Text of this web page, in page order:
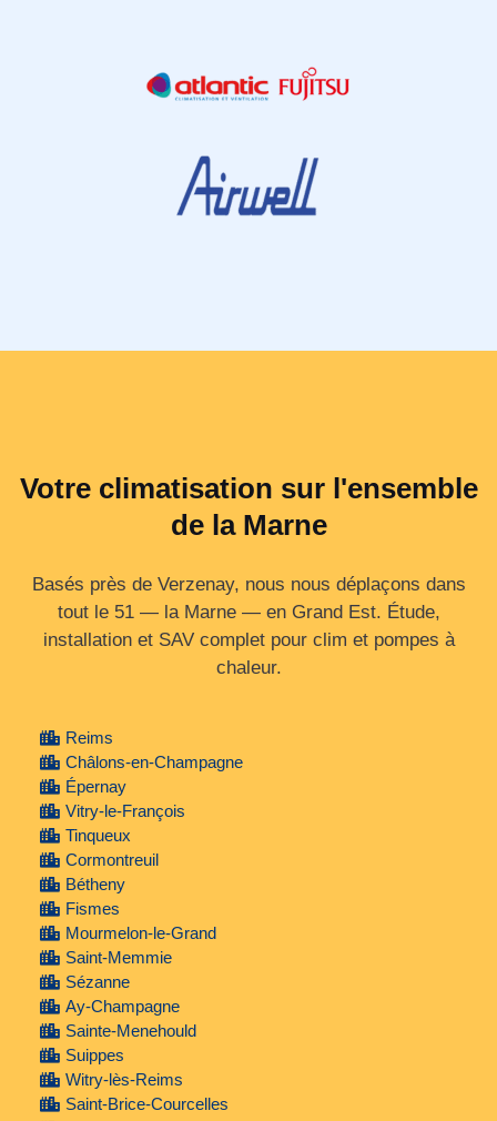
Votre climatisation sur l'ensemble
de la Marne
Basés près de Verzenay, nous nous déplaçons dans
tout le 51 — la Marne — en Grand Est. Étude,
installation et SAV complet pour clim et pompes à
chaleur.
Reims
Châlons-en-Champagne
Épernay
Vitry-le-François
Tinqueux
Cormontreuil
Bétheny
Fismes
Mourmelon-le-Grand
Saint-Memmie
Sézanne
Ay-Champagne
Sainte-Menehould
Suippes
Witry-lès-Reims
Saint-Brice-Courcelles